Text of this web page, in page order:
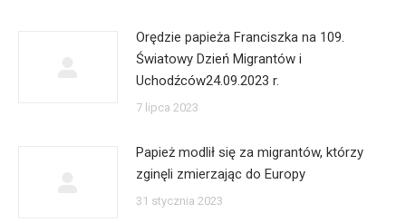
Orędzie papieża Franciszka na 109.
Światowy Dzień Migrantów i
Uchodźców24.09.2023 r.
7 lipca 2023
Papież modlił się za migrantów, którzy
zginęli zmierzając do Europy
31 stycznia 2023